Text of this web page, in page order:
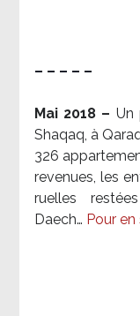
– – – – –
Mai 2018 – Un
Shaqaq, à
326
revenues, les
ruelles
Daech… Pour